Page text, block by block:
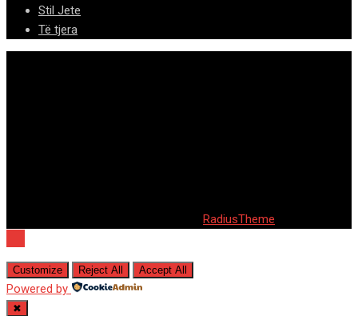
Stil Jete
Të tjera
RadiusTheme
Customize Reject All Accept All
Powered by
✖